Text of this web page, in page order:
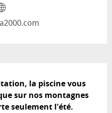
la piscine vous
sur nos montagnes
seulement l'été.